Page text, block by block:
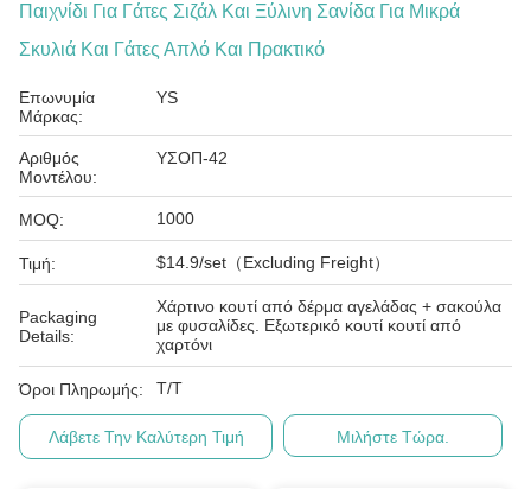
Παιχνίδι Για Γάτες Σιζάλ Και Ξύλινη Σανίδα Για Μικρά
Σκυλιά Και Γάτες Απλό Και Πρακτικό
Επωνυμία
Μάρκας:
YS
Αριθμός
Μοντέλου:
ΥΣΟΠ-42
MOQ: 1000
Τιμή: $14.9/set（Excluding Freight）
Packaging
Details:
Χάρτινο κουτί από δέρμα αγελάδας + σακούλα
με φυσαλίδες. Εξωτερικό κουτί κουτί από
χαρτόνι
Όροι Πληρωμής: T/T
Λάβετε Την Καλύτερη Τιμή Μιλήστε Τώρα.